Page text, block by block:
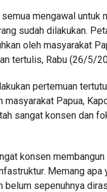
semua mengawal untuk
sudah dilakukan.
oleh masyarakat
tertulis, Rabu (26/5/
pertemuan
masyarakat Papua,
sangat konsen dan
konsen
Memang apa
belum sepenuhnya